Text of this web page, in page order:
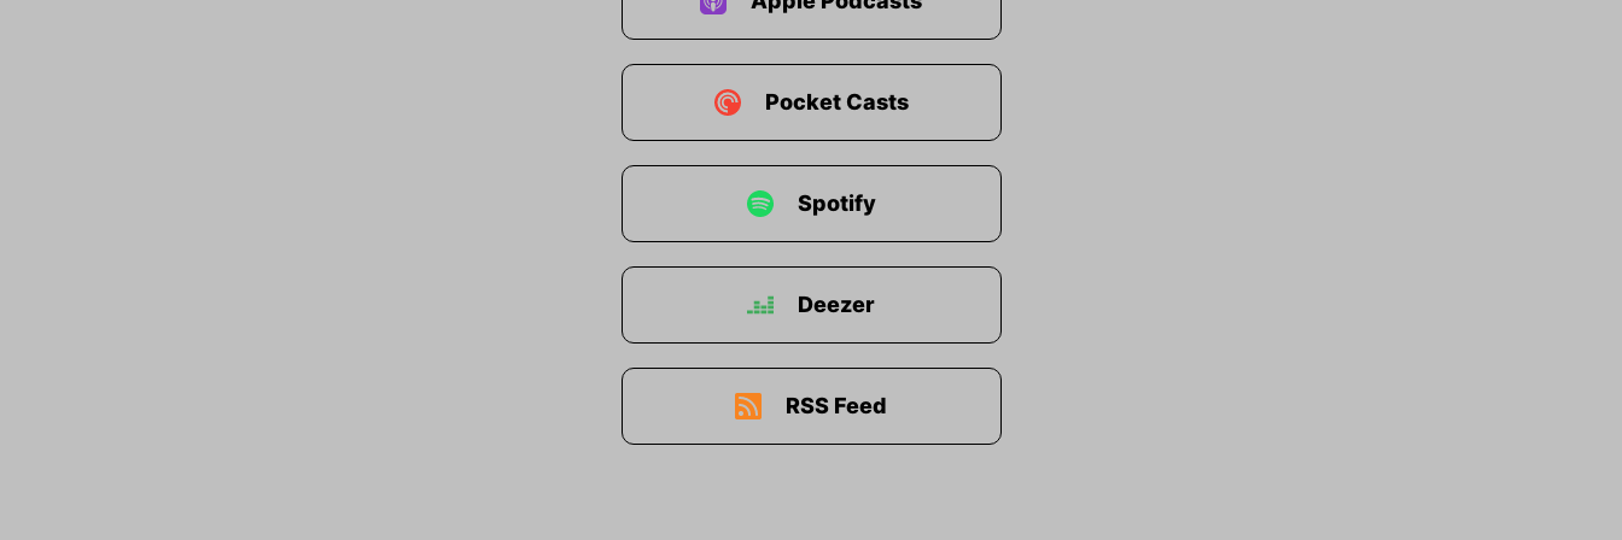
00:01:09: Also Artikel, Posts, Bücher, Dokumentationen, alles was mir so geschickt wird, was wir uns in
00:01:18: Ihr könnt euch anmelden im Link in den Schornhauts oder bei mir in der Instagram-Bio.
00:01:23: Das Ganze setzen wir übrigens um mit dem Partner Charles.
00:01:26: So heißt ich für immer den uns seit Jahren excellent.
Pocket Casts
Spotify
Deezer
RSS Feed